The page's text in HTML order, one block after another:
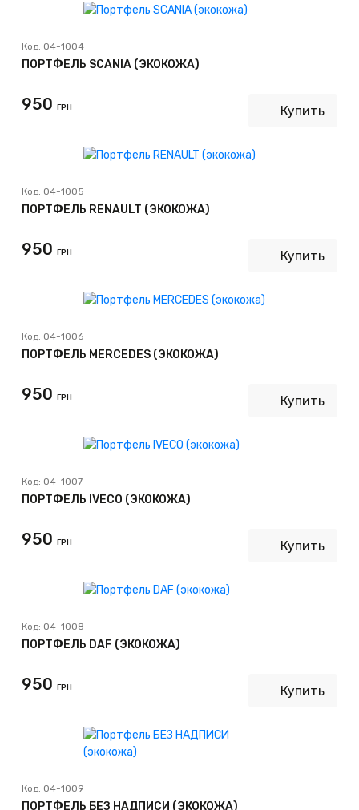
Код: 04-1004
ПОРТФЕЛЬ SCANIA (ЭКОКОЖА)
950 ГРН Купить
Код: 04-1005
ПОРТФЕЛЬ RENAULT (ЭКОКОЖА)
950 ГРН Купить
Код: 04-1006
ПОРТФЕЛЬ MERCEDES (ЭКОКОЖА)
950 ГРН Купить
Код: 04-1007
ПОРТФЕЛЬ IVECO (ЭКОКОЖА)
950 ГРН Купить
Код: 04-1008
ПОРТФЕЛЬ DAF (ЭКОКОЖА)
950 ГРН Купить
Код: 04-1009
ПОРТФЕЛЬ БЕЗ НАДПИСИ (ЭКОКОЖА)